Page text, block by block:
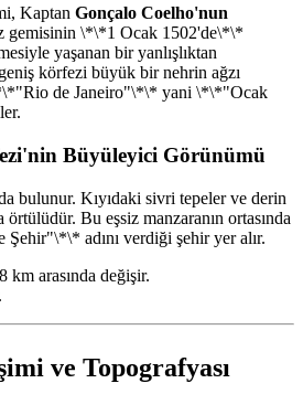
Kaptan Gonçalo Coelho'nun
gemisinin \*\*1 Ocak 1502'de\*\*
yaşanan bir yanlışlıktan
körfezi büyük bir nehrin ağzı
de Janeiro"\*\* yani \*\*"Ocak
Büyüleyici Görünümü
bulunur. Kıyıdaki sivri tepeler ve derin
Bu eşsiz manzaranın ortasında
Şehir"\*\* adını verdiği şehir yer alır.
arasında değişir.
ve Topografyası